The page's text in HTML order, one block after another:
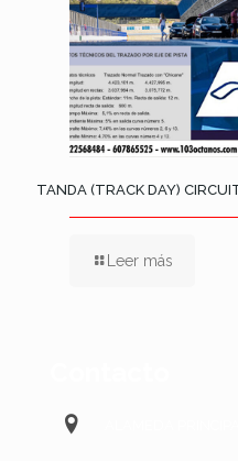
TANDA (TRACK DAY)
Leer más